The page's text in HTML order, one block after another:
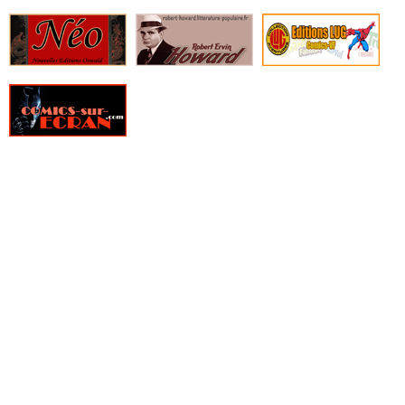
» Fathom - Origines
» Fell
» Fight Girls
» Filles perdues
» Fire Power
» Fondu au noir
» Fox-Boy